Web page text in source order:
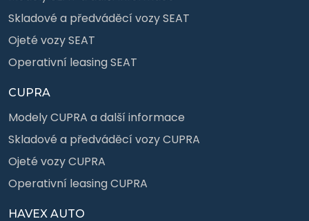
Skladové a předváděcí vozy SEAT
Ojeté vozy SEAT
Operativní leasing SEAT
CUPRA
Modely CUPRA a další informace
Skladové a předváděcí vozy CUPRA
Ojeté vozy CUPRA
Operativní leasing CUPRA
HAVEX AUTO